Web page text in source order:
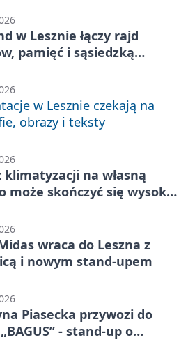
w Lesznie łączy rajd
pamięć i sąsiedzką
w Lesznie czekają na
obrazy i teksty
klimatyzacji na własną
może skończyć się wysoką
wraca do Leszna z
i nowym stand-upem
Piasecka przywozi do
- stand-up o